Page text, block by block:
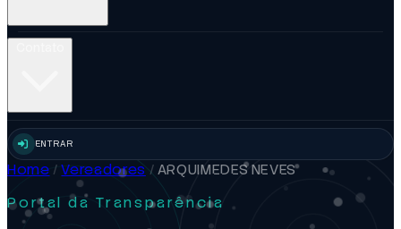
ENTRAR
Home / Vereadores /ARQUIMEDES NEVES
Portal da Transparência